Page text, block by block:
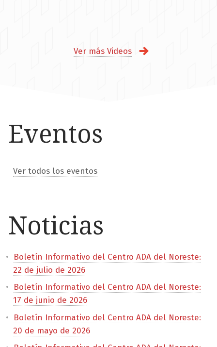
Ver más Videos
Eventos
Ver todos los eventos
Noticias
Boletín Informativo del Centro ADA del Noreste:
22 de julio de 2026
Boletín Informativo del Centro ADA del Noreste:
17 de junio de 2026
Boletín Informativo del Centro ADA del Noreste:
20 de mayo de 2026